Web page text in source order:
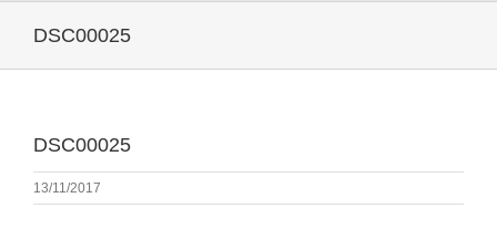
DSC00025
DSC00025
13/11/2017